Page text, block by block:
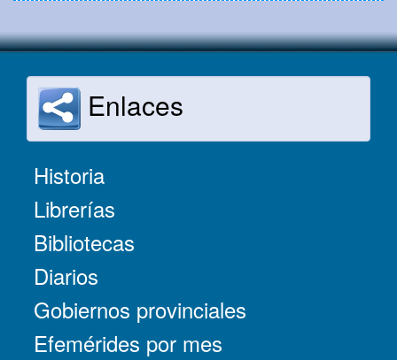
Enlaces
Historia
Librerías
Bibliotecas
Diarios
Gobiernos provinciales
Efemérides por mes